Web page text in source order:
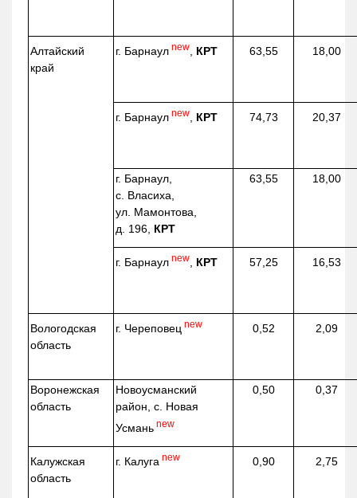
Алтайский
край
г. Барнаул new КРТ 63,55 18,00
г. Барнаул new КРТ 74,73 20,37
г. Барнаул,
с. Власиха,
ул. Мамонтова,
д. 196, КРТ
63,55 18,00
г. Барнаул new КРТ 57,25 16,53
Вологодская
область
г. Череповец new 0,52 2,09
Воронежская
область
Новоусманский
район, с. Новая
Усмань new
0,50 0,37
Калужская
область
г. Калуга new 0,90 2,75